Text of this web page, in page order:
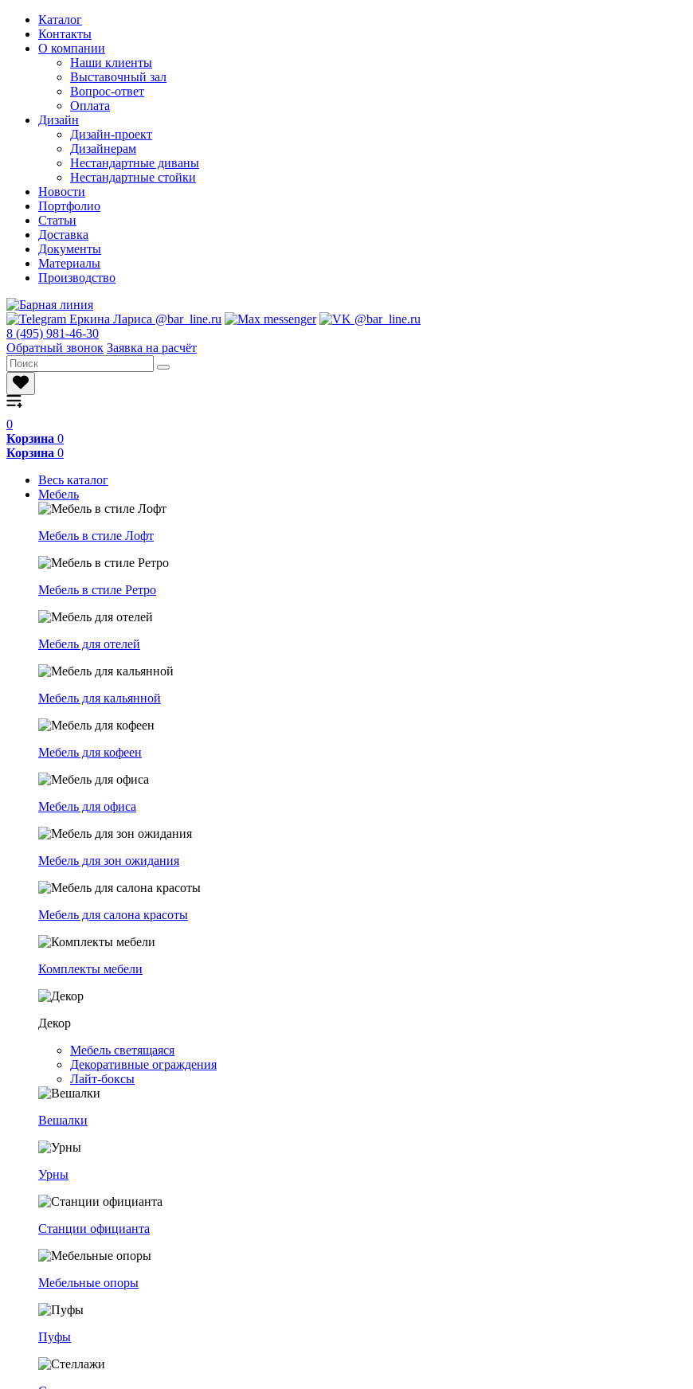
Каталог
Контакты
О компании
Наши клиенты
Выставочный зал
Вопрос-ответ
Оплата
Дизайн
Дизайн-проект
Дизайнерам
Нестандартные диваны
Нестандартные стойки
Новости
Портфолио
Статьи
Доставка
Документы
Материалы
Производство
8 (495) 981-46-30
Обратный звонок Заявка на расчёт
0
Корзина 0
Корзина 0
Весь каталог
Мебель
Мебель в стиле Лофт
Мебель в стиле Ретро
Мебель для отелей
Мебель для кальянной
Мебель для кофеен
Мебель для офиса
Мебель для зон ожидания
Мебель для салона красоты
Комплекты мебели
Декор
Мебель светящаяся
Декоративные ограждения
Лайт-боксы
Вешалки
Урны
Станции официанта
Мебельные опоры
Пуфы